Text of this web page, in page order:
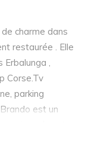
charme dans
restaurée . Elle
,
Corse.Tv
parking
est un